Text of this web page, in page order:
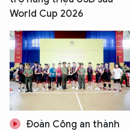
World Cup 2026
Đoàn Công an thành